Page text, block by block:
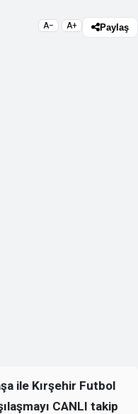
A− A+ Paylaş
ile Kırşehir Futbol
CANLI takip